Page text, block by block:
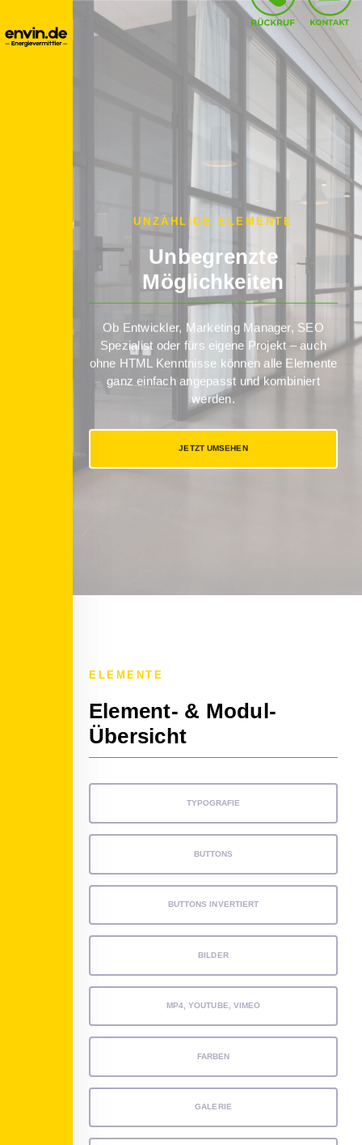
UNZÄHLIGE ELEMENTE
Unbegrenzte
Möglichkeiten
Ob Entwickler, Marketing Manager, SEO
Spezialist oder fürs eigene Projekt – auch
ohne HTML Kenntnisse können alle Elemente
ganz einfach angepasst und kombiniert
werden.
JETZT UMSEHEN
ELEMENTE
Element- & Modul-
Übersicht
TYPOGRAFIE
BUTTONS
BUTTONS INVERTIERT
BILDER
MP4, YOUTUBE, VIMEO
FARBEN
GALERIE